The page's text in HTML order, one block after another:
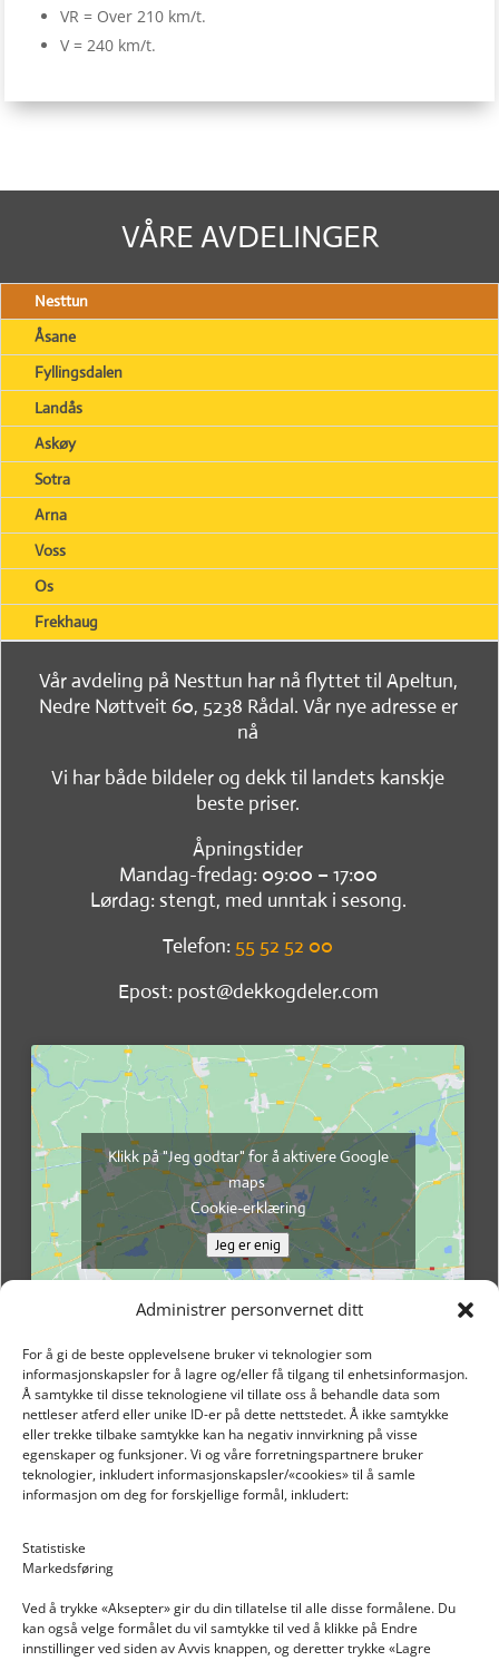
Administrer personvernet ditt
For å gi de beste opplevelsene bruker vi teknologier som
informasjonskapsler for å lagre og/eller få tilgang til enhetsinformasjon.
Å samtykke til disse teknologiene vil tillate oss å behandle data som
nettleser atferd eller unike ID-er på dette nettstedet. Å ikke samtykke
eller trekke tilbake samtykke kan ha negativ innvirkning på visse
egenskaper og funksjoner. Vi og våre forretningspartnere bruker
teknologier, inkludert informasjonskapsler/«cookies» til å samle
informasjon om deg for forskjellige formål, inkludert:
Statistiske
Markedsføring
Ved å trykke «Aksepter» gir du din tillatelse til alle disse formålene. Du
kan også velge formålet du vil samtykke til ved å klikke på Endre
innstillinger ved siden av Avvis knappen, og deretter trykke «Lagre
VR = Over 210 km/t.
V = 240 km/t.
VÅRE AVDELINGER
Nesttun
Åsane
Fyllingsdalen
Landås
Askøy
Sotra
Arna
Voss
Os
Frekhaug
Vår avdeling på Nesttun har nå flyttet til Apeltun,
Nedre Nøttveit 60, 5238 Rådal. Vår nye adresse er
nå
Vi har både bildeler og dekk til landets kanskje
beste priser.
Åpningstider
Mandag-fredag: 09:00 – 17:00
Lørdag: stengt, med unntak i sesong.
Telefon: 55 52 52 00
Epost: post@dekkogdeler.com
Klikk på "Jeg godtar" for å aktivere Google
maps
Cookie-erklæring
Jeg er enig